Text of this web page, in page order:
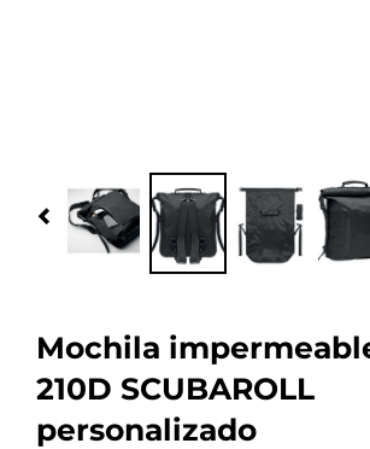
Previous
Mochila
210D SCUBAROLL
personalizado